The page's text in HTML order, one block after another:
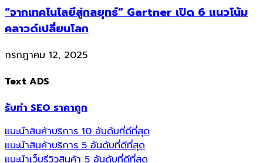
“จากเทคโนโลยีสู่กลยุทธ์” Gartner เปิด 6 แนวโน้ม
คลาวด์เปลี่ยนโลก
กรกฎาคม 12, 2025
Text ADS
รับทำ SEO ราคาถูก
แนะนำสินค้าบริการ 10 อันดับที่ดีที่สุด
แนะนำสินค้าบริการ 5 อันดับที่ดีที่สุด
แนะนำเว็บรีวิวสินค้า 5 อันดับที่ดีที่สุด